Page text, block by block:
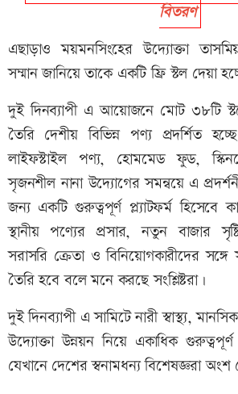
বিতরণ
এছাড়াও ময়মনসিংহের উদ্যোক্তা
সম্মান জানিয়ে তাকে একটি ফ্রি স্টল দেয়া
দুই দিনব্যাপী এ আয়োজনে মোট ৩৮টি
তৈরি দেশীয় বিভিন্ন পণ্য প্রদর্শিত
লাইফস্টাইল পণ্য, হোমমেড ফুড,
সৃজনশীল নানা উদ্যোগের সমন্বয়ে এ
জন্য একটি গুরুত্বপূর্ণ প্ল্যাটফর্ম হিসেবে
স্থানীয় পণ্যের প্রসার, নতুন বাজার
সরাসরি ক্রেতা ও বিনিয়োগকারীদের
তৈরি হবে বলে মনে করছে সংশ্লিষ্টরা।
দুই দিনব্যাপী এ সামিটে নারী স্বাস্থ্য,
উদ্যোক্তা উন্নয়ন নিয়ে একাধিক
যেখানে দেশের স্বনামধন্য বিশেষজ্ঞরা অংশ